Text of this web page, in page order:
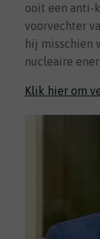
ooit een anti-
voorvechter
hij misschien
nucleaire
Klik hier om